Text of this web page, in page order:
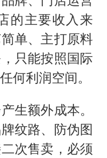
的主要收入来
单、主打原料
只能按照国际
何利润空间。
生额外成本。
纹路、防伪图
次售卖，必须